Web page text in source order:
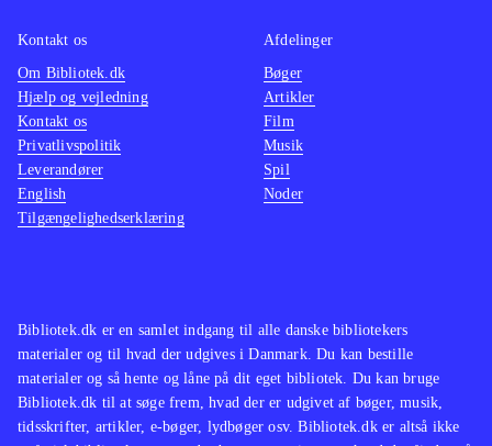
Bibliotek.dk er en samlet indgang til alle danske bibliotekers
materialer og til hvad der udgives i Danmark. Du kan bestille
materialer og så hente og låne på dit eget bibliotek. Du kan bruge
Bibliotek.dk til at søge frem, hvad der er udgivet af bøger, musik,
tidsskrifter, artikler, e-bøger, lydbøger osv. Bibliotek.dk er altså ikke
Kontakt os
Om Bibliotek.dk
Hjælp og vejledning
Kontakt os
Privatlivspolitik
Leverandører
English
Tilgængelighedserklæring
Afdelinger
Bøger
Artikler
Film
Musik
Spil
Noder